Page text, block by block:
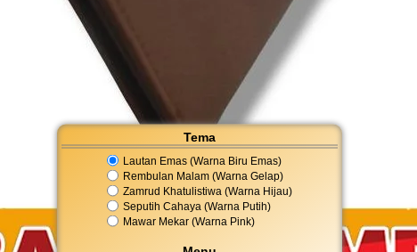
Tema
Lautan Emas (Warna Biru Emas)
Rembulan Malam (Warna Gelap)
Zamrud Khatulistiwa (Warna Hijau)
Seputih Cahaya (Warna Putih)
Mawar Mekar (Warna Pink)